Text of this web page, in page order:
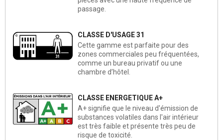
passage.
CLASSE D'USAGE 31
Cette gamme est parfaite pour des
zones commerciales peu fréquentées,
comme un bureau privatif ou une
chambre d’hôtel.
CLASSE ENERGETIQUE A+
A+ signifie que le niveau d'émission de
substances volatiles dans l'air intérieur
est très faible et présente très peu de
risque de toxicité.